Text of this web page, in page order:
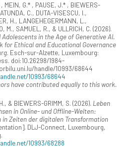
MEIN, G.* , PAUSE, J.* , BIEWERS-
C., DUTA-VISESCU, I.,
H., LANGEHEGERMANN, L.,
M., SAMUEL, R., & ULLRICH, C. (2026).
Adolescents in the Age of Generative AI.
for Ethical and Educational Governance
. Esch-sur-Alzette, Luxembourg:
doi:10.26298/1984-
handle/10993/68644
10993/68644
have contributed equally to this work.
& BIEWERS-GRIMM, S. (2026). Leben
in Online- und Offline-Welten:
in Zeiten der digitalen Transformation
DLJ-Connect, Luxembourg,
10993/68288